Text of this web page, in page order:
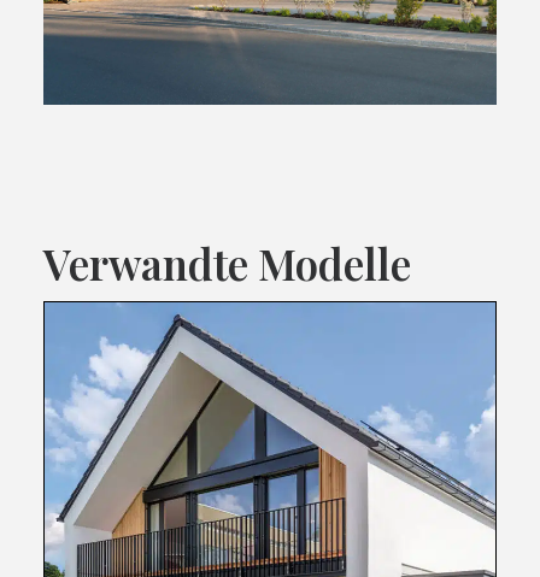
Verwandte Modelle